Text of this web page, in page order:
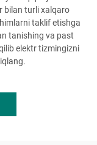
bilan turli xalqaro
taklif etishga
tanishing va past
elektr tizmingizni